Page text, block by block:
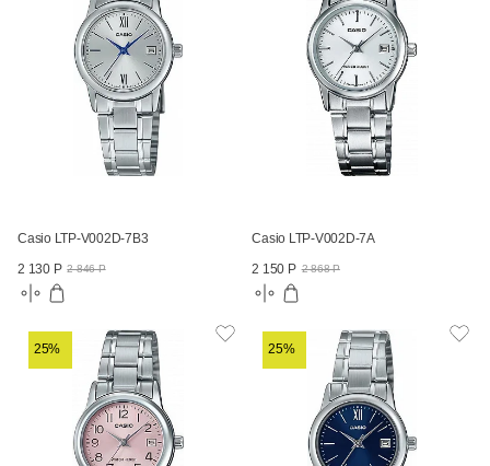
Casio LTP-V002D-7B3
2 130 Р 2 846 Р
Casio LTP-V002D-7A
2 150 Р 2 868 Р
25% 25%